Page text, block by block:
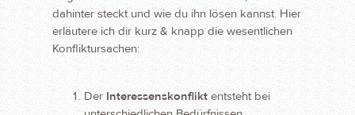
dahinter steckt und wie du ihn lösen kannst. Hier
erläutere ich dir kurz & knapp die wesentlichen
Konfliktursachen:
Der Interessenskonflikt entsteht bei